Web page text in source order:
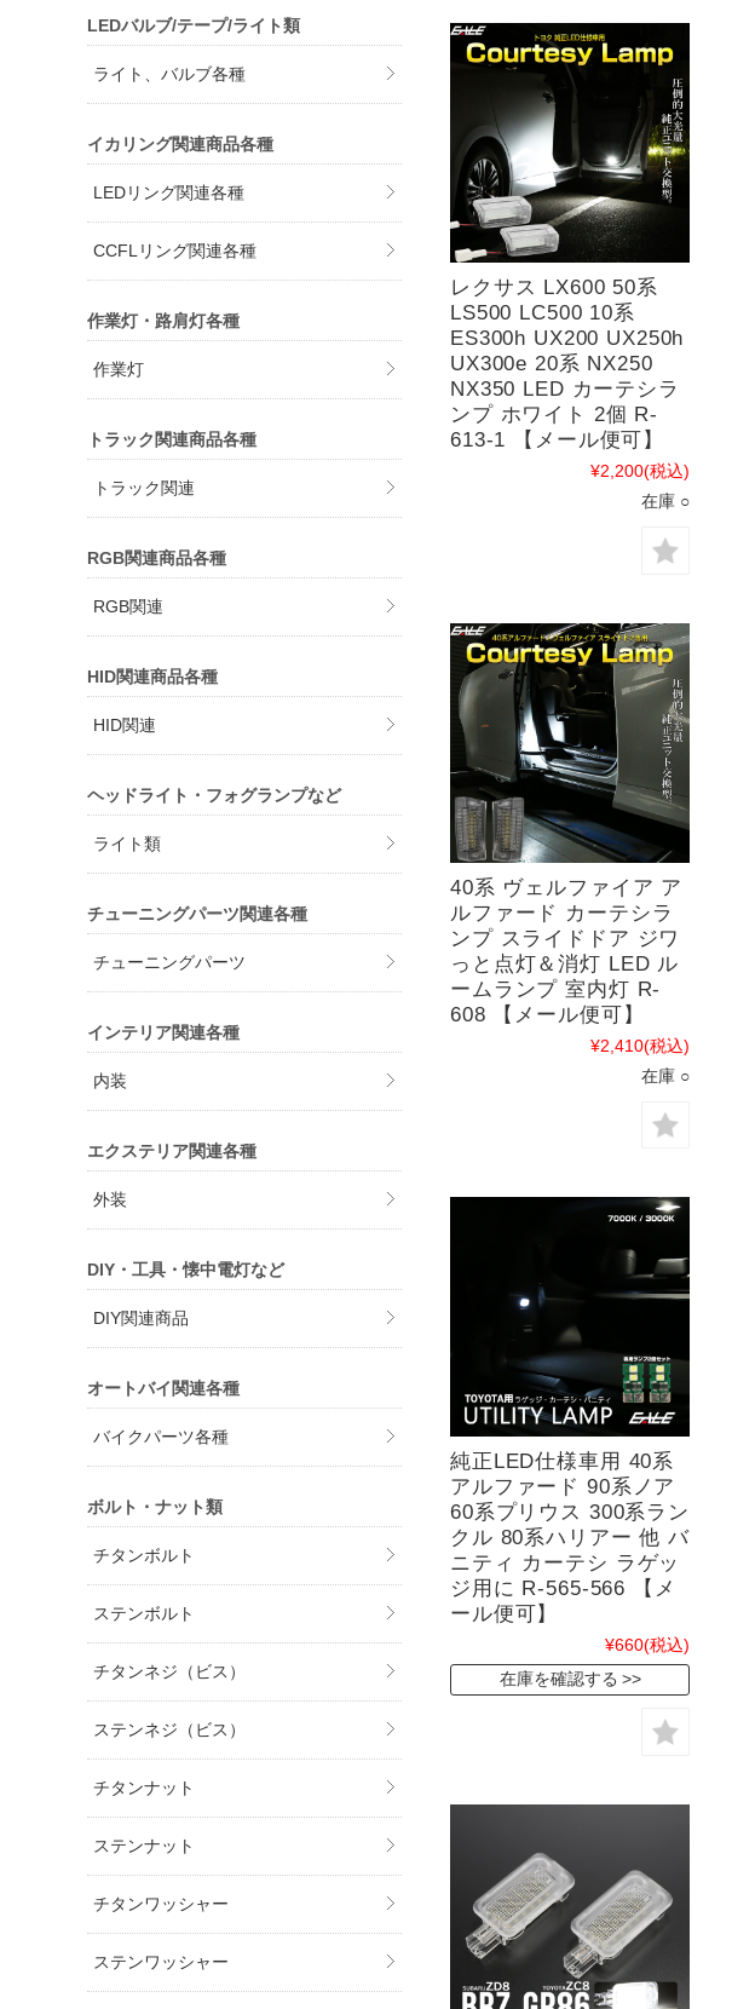
レクサス LX600 50系
LS500 LC500 10系
ES300h UX200 UX250h
UX300e 20系 NX250
NX350 LED カーテシラ
ンプ ホワイト 2個 R-
613-1 【メール便可】
¥2,200(税込)
在庫 ○
40系 ヴェルファイア ア
ルファード カーテシラ
ンプ スライドドア ジワ
っと点灯＆消灯 LED ル
ームランプ 室内灯 R-
608 【メール便可】
¥2,410(税込)
在庫 ○
純正LED仕様車用 40系
アルファード 90系ノア
60系プリウス 300系ラン
クル 80系ハリアー 他 バ
ニティ カーテシ ラゲッ
ジ用に R-565-566 【メ
ール便可】
¥660(税込)
在庫を確認する
LEDバルブ/テープ/ライト類
ライト、バルブ各種
イカリング関連商品各種
LEDリング関連各種
CCFLリング関連各種
作業灯・路肩灯各種
作業灯
トラック関連商品各種
トラック関連
RGB関連商品各種
RGB関連
HID関連商品各種
HID関連
ヘッドライト・フォグランプなど
ライト類
チューニングパーツ関連各種
チューニングパーツ
インテリア関連各種
内装
エクステリア関連各種
外装
DIY・工具・懐中電灯など
DIY関連商品
オートバイ関連各種
バイクパーツ各種
ボルト・ナット類
チタンボルト
ステンボルト
チタンネジ（ビス）
ステンネジ（ビス）
チタンナット
ステンナット
チタンワッシャー
ステンワッシャー